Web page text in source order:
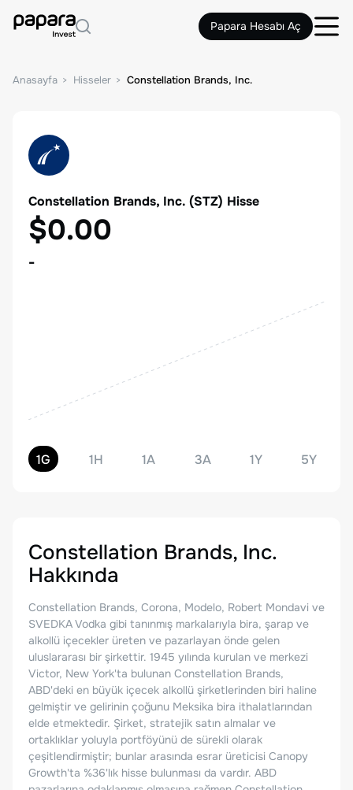
Papara Hesabı Aç
Anasayfa Hisseler Constellation Brands, Inc.
Constellation Brands, Inc. (STZ) Hisse
$0.00
-
1G 1H 1A 3A 1Y 5Y
Constellation Brands, Inc.
Hakkında
Constellation Brands, Corona, Modelo, Robert Mondavi ve
SVEDKA Vodka gibi tanınmış markalarıyla bira, şarap ve
alkollü içecekler üreten ve pazarlayan önde gelen
uluslararası bir şirkettir. 1945 yılında kurulan ve merkezi
Victor, New York'ta bulunan Constellation Brands,
ABD'deki en büyük içecek alkollü şirketlerinden biri haline
gelmiştir ve gelirinin çoğunu Meksika bira ithalatlarından
elde etmektedir. Şirket, stratejik satın almalar ve
ortaklıklar yoluyla portföyünü de sürekli olarak
çeşitlendirmiştir; bunlar arasında esrar üreticisi Canopy
Growth'ta %36'lık hisse bulunması da vardır. ABD